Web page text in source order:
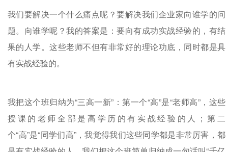
我们要解决一个什么痛点呢？要解决我们企业家向谁学的问
题。向谁学呢？我的答案是：要向有成功实战经验的，有结
果的人学。这些老师不但有非常好的理论功底，同时都是具
有实战经验的。
我把这个班归纳为“三高一新”：第一个“高”是“老师高”，这些
授课的老师全部是高学历的有实战经验的人；第二
个“高”是“同学们高”，我觉得我们这些同学都是非常厉害，都